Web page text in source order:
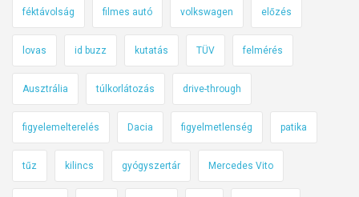
féktávolság filmes autó volkswagen előzés
lovas id buzz kutatás TÜV felmérés
Ausztrália túlkorlátozás drive-through
figyelemelterelés Dacia figyelmetlenség patika
tűz kilincs gyógyszertár Mercedes Vito